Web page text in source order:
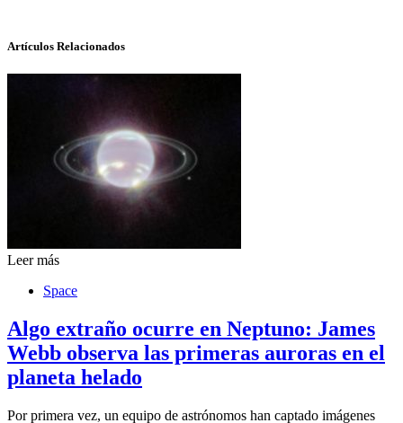
Artículos Relacionados
Leer más
Space
Algo extraño ocurre en Neptuno: James
Webb observa las primeras auroras en el
planeta helado
Por primera vez, un equipo de astrónomos han captado imágenes